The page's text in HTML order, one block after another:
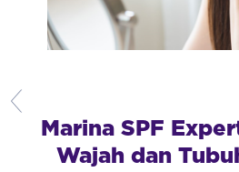
Marina SPF
Wajah dan